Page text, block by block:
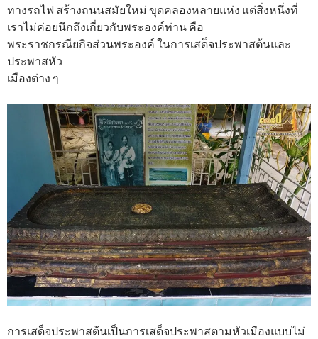
ทางรถไฟ สร้างถนนสมัยใหม่ ขุดคลองหลายแห่ง แต่สิ่งหนึ่งที่
เราไม่ค่อยนึกถึงเกี่ยวกับพระองค์ท่าน คือ
พระราชกรณียกิจส่วนพระองค์ ในการเสด็จประพาสต้นและ
ประพาสหัว
เมืองต่าง ๆ
การเสด็จประพาสต้นเป็นการเสด็จประพาสตามหัวเมืองแบบไม่